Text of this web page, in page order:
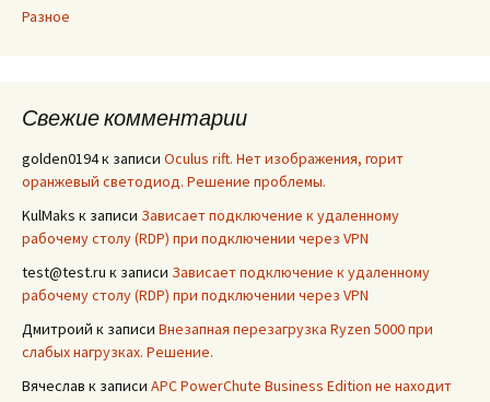
Разное
Свежие комментарии
golden0194к записи Oculus rift. Нет изображения, горит
оранжевый светодиод. Решение проблемы.
KulMaks к записи Зависает подключение к удаленному
рабочему столу (RDP) при подключении через VPN
test@test.ru к записи Зависает подключение к удаленному
рабочему столу (RDP) при подключении через VPN
Дмитроий к записи Внезапная перезагрузка Ryzen 5000 при
слабых нагрузках. Решение.
Вячеслав к записи APC PowerChute Business Edition не находит